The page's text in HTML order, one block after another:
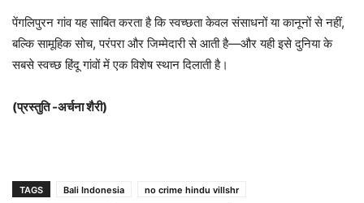
पेंगलिपुरन गांव यह साबित करता है कि स्वच्छता केवल संसाधनों या कानूनों से नहीं,
बल्कि सामूहिक सोच, परंपरा और जिम्मेदारी से आती है—और यही इसे दुनिया के
सबसे स्वच्छ हिंदू गांवों में एक विशेष स्थान दिलाती है।
(प्रस्तुति -अर्चना शैरी)
TAGS Bali Indonesia
no crime hindu villshr